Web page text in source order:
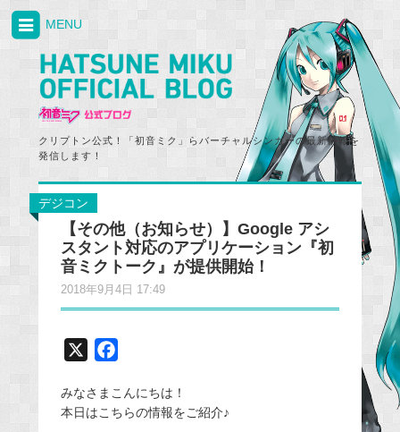
クリプトン公式！「初音ミク」らバーチャルシンガーの最新情報を
発信します！
MENU
デジコン
【その他（お知らせ）】Google アシ
スタント対応のアプリケーション『初
音ミクトーク』が提供開始！
2018年9月4日 17:49
c
e
みなさまこんにちは！
本日はこちらの情報をご紹介♪